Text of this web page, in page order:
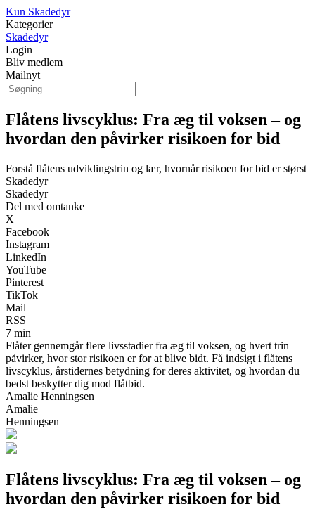
Kun Skadedyr
Kategorier
Skadedyr
Login
Bliv medlem
Mailnyt
Flåtens livscyklus: Fra æg til voksen – og
hvordan den påvirker risikoen for bid
Forstå flåtens udviklingstrin og lær, hvornår risikoen for bid er størst
Skadedyr
Skadedyr
Del med omtanke
X
Facebook
Instagram
LinkedIn
YouTube
Pinterest
TikTok
Mail
RSS
7 min
Flåter gennemgår flere livsstadier fra æg til voksen, og hvert trin
påvirker, hvor stor risikoen er for at blive bidt. Få indsigt i flåtens
livscyklus, årstidernes betydning for deres aktivitet, og hvordan du
bedst beskytter dig mod flåtbid.
Amalie Henningsen
Amalie
Henningsen
Flåtens livscyklus: Fra æg til voksen – og
hvordan den påvirker risikoen for bid